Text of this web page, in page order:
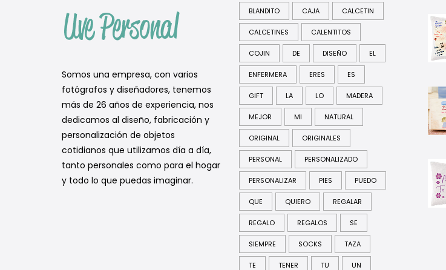
Somos una empresa, con varios
fotógrafos y diseñadores, tenemos
más de 26 años de experiencia, nos
dedicamos al diseño, fabricación y
personalización de objetos
cotidianos que utilizamos día a día,
tanto personales como para el hogar
y todo lo que puedas imaginar.
BLANDITO CAJA CALCETIN
CALCETINES CALENTITOS
COJIN DE DISEÑO EL
ENFERMERA ERES ES
GIFT LA LO MADERA
MEJOR MI NATURAL
ORIGINAL ORIGINALES
PERSONAL PERSONALIZADO
PERSONALIZAR PIES PUEDO
QUE QUIERO REGALAR
REGALO REGALOS SE
SIEMPRE SOCKS TAZA
TE TENER TU UN